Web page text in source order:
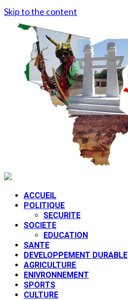
Skip to the content
ACCUEIL
POLITIQUE
SECURITE
SOCIETE
EDUCATION
SANTE
DEVELOPPEMENT DURABLE
AGRICULTURE
ENIVRONNEMENT
SPORTS
CULTURE